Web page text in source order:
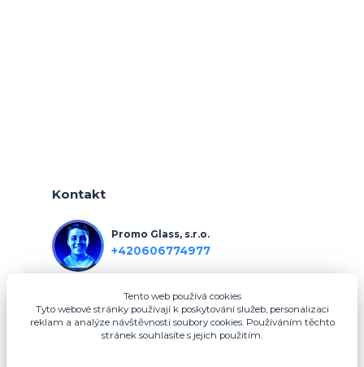
Kontakt
Promo Glass, s.r.o.
+420606774977
info@3dfotodarky.cz
Tento web používá cookies
Tyto webové stránky používají k poskytování služeb, personalizaci
reklam a analýze návštěvnosti soubory cookies. Používáním těchto
stránek souhlasíte s jejich použitím.